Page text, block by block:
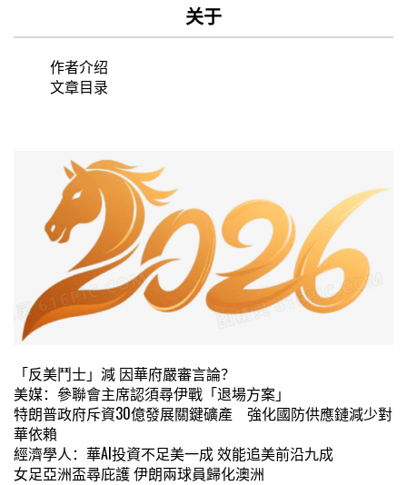
关于
作者介绍
文章目录
「反美鬥士」減 因華府嚴審言論？
美媒：參聯會主席認須尋伊戰「退場方案」
特朗普政府斥資30億發展關鍵礦產 強化國防供應鏈減少對
華依賴
經濟學人：華AI投資不足美一成 效能追美前沿九成
女足亞洲盃尋庇護 伊朗兩球員歸化澳洲